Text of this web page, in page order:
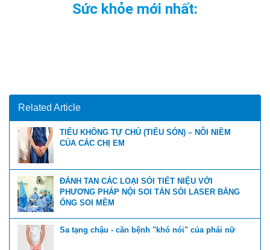
Sức khỏe mới nhất:
Related Article
TIỂU KHÔNG TỰ CHỦ (TIỂU SÓN) – NỖI NIỀM
CỦA CÁC CHỊ EM
ĐÁNH TAN CÁC LOẠI SỎI TIẾT NIỆU VỚI
PHƯƠNG PHÁP NỘI SOI TÁN SỎI LASER BẰNG
ỐNG SOI MỀM
Sa tạng chậu - căn bệnh "khó nói" của phái nữ